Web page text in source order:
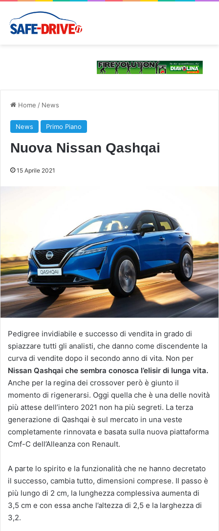
Home / News
News Primo Piano
Nuova Nissan Qashqai
15 Aprile 2021
Pedigree invidiabile e successo di vendita in grado di
spiazzare tutti gli analisti, che danno come discendente la
curva di vendite dopo il secondo anno di vita. Non per
Nissan Qashqai che sembra conosca l’elisir di lunga vita.
Anche per la regina dei crossover però è giunto il
momento di rigenerarsi. Oggi quella che è una delle novità
più attese dell’intero 2021 non ha più segreti. La terza
generazione di Qashqai è sul mercato in una veste
completamente rinnovata e basata sulla nuova piattaforma
Cmf-C dell’Alleanza con Renault.
A parte lo spirito e la funzionalità che ne hanno decretato
il successo, cambia tutto, dimensioni comprese. Il passo è
più lungo di 2 cm, la lunghezza complessiva aumenta di
3,5 cm e con essa anche l’altezza di 2,5 e la larghezza di
3,2.